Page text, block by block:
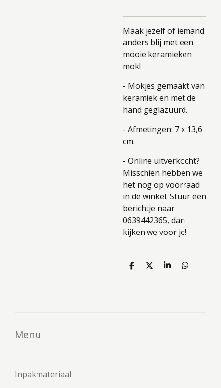
Maak jezelf of iemand
anders blij met een
mooie keramieken
mok!
- Mokjes gemaakt van
keramiek en met de
hand geglazuurd.
- Afmetingen: 7 x 13,6
cm.
- Online uitverkocht?
Misschien hebben we
het nog op voorraad
in de winkel. Stuur een
berichtje naar
0639442365, dan
kijken we voor je!
D
D
S
D
Menu
Inpakmateriaal